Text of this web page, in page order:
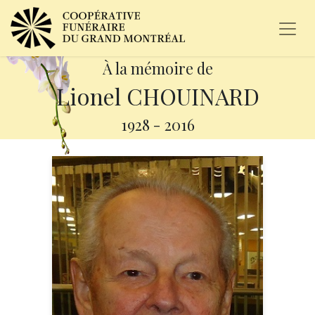
À la mémoire de
Lionel CHOUINARD
1928 - 2016